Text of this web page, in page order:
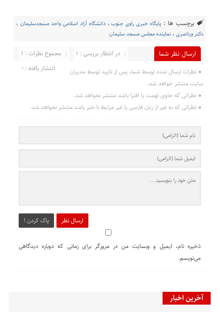
برچسب ها : پایگاه خبری راوی جنوب،دانشگاه آزاد اسلامی واحد مسجدسلیمان،
دکتر ورناصری ،نماینده مجلس مسجد سلیمان
ارسال نظر شما مجموع نظرات : 1
در انتظار بررسی : 1
انتشار یافته : 0
نظرات ارسال شده توسط شما، پس از تایید توسط مدیران
سایت منتشر خواهد شد.
نظراتی که حاوی تهمت یا افترا باشد منتشر نخواهد شد.
نظراتی که به غیر از زبان فارسی یا غیر مرتبط با خبر باشد منتشر نخواهد شد.
ارسال نظر پاک کردن !
ذخیره نام، ایمیل و وبسایت من در مرورگر برای زمانی که دوباره دیدگاهی
می‌نویسم.
آخرین اخبار